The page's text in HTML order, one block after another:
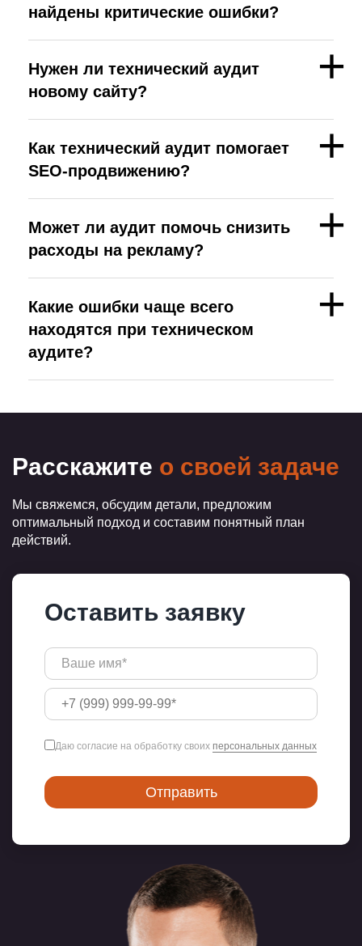
найдены критические ошибки?
Нужен ли технический аудит
новому сайту?
Как технический аудит помогает
SEO-продвижению?
Может ли аудит помочь снизить
расходы на рекламу?
Какие ошибки чаще всего
находятся при техническом
аудите?
Расскажите о своей задаче
Мы свяжемся, обсудим детали, предложим
оптимальный подход и составим понятный план
действий.
Оставить заявку
Даю согласие на обработку своих персональных данных